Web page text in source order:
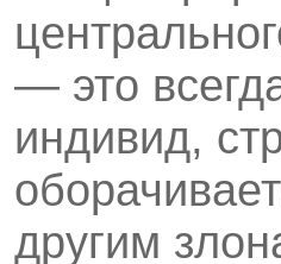
— это
индивид,
другим